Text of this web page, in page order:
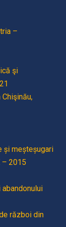
–
şi
și meșteșugari
– 2015
război din